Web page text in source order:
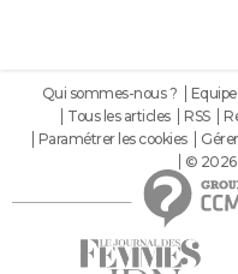
Qui sommes-nous ? Equipe
Tous les articles
RSS
Paramétrer les cookies
© 2026